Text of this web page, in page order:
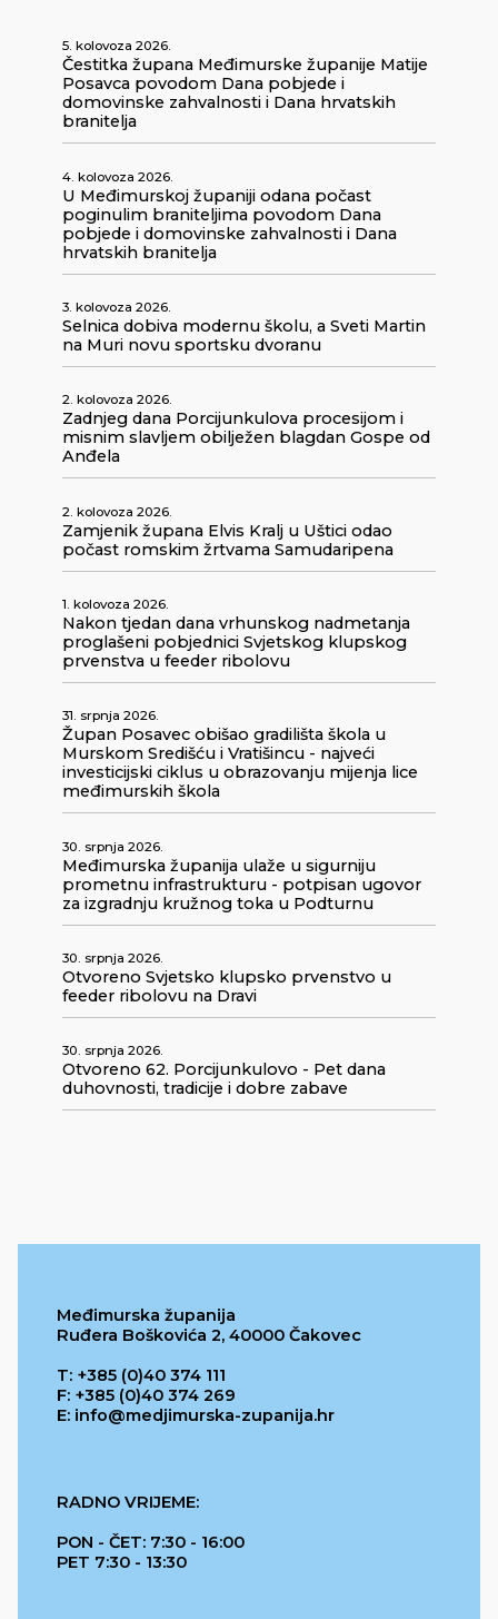
5. kolovoza 2026.
Čestitka župana Međimurske županije Matije
Posavca povodom Dana pobjede i
domovinske zahvalnosti i Dana hrvatskih
branitelja
4. kolovoza 2026.
U Međimurskoj županiji odana počast
poginulim braniteljima povodom Dana
pobjede i domovinske zahvalnosti i Dana
hrvatskih branitelja
3. kolovoza 2026.
Selnica dobiva modernu školu, a Sveti Martin
na Muri novu sportsku dvoranu
2. kolovoza 2026.
Zadnjeg dana Porcijunkulova procesijom i
misnim slavljem obilježen blagdan Gospe od
Anđela
2. kolovoza 2026.
Zamjenik župana Elvis Kralj u Uštici odao
počast romskim žrtvama Samudaripena
1. kolovoza 2026.
Nakon tjedan dana vrhunskog nadmetanja
proglašeni pobjednici Svjetskog klupskog
prvenstva u feeder ribolovu
31. srpnja 2026.
Župan Posavec obišao gradilišta škola u
Murskom Središću i Vratišincu - najveći
investicijski ciklus u obrazovanju mijenja lice
međimurskih škola
30. srpnja 2026.
Međimurska županija ulaže u sigurniju
prometnu infrastrukturu - potpisan ugovor
za izgradnju kružnog toka u Podturnu
30. srpnja 2026.
Otvoreno Svjetsko klupsko prvenstvo u
feeder ribolovu na Dravi
30. srpnja 2026.
Otvoreno 62. Porcijunkulovo - Pet dana
duhovnosti, tradicije i dobre zabave
Međimurska županija
Ruđera Boškovića 2, 40000 Čakovec
T: +385 (0)40 374 111
F: +385 (0)40 374 269
E: info@medjimurska-zupanija.hr
RADNO VRIJEME:
PON - ČET: 7:30 - 16:00
PET 7:30 - 13:30